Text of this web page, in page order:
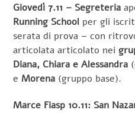
Giovedì 7.11 – Segreteria
Running School per gli
serata di prova – con
articolata articolato nei
Diana, Chiara e Alessandra
eMorena (gruppo base).
Marce Fiasp 10.11: San